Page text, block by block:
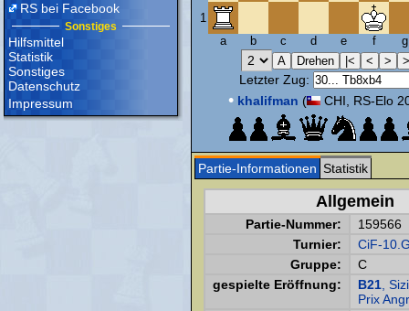
RS bei Facebook
Sonstiges
Hilfsmittel
Statistik
Sonstiges
Datenschutz
Impressum
1
a
b c d e f g
Letzter Zug:
• khalifman ( CHI, RS-Elo
Partie-Informationen Statistik
Allgemein
Partie-Nummer:
159566
Turnier:
CiF-
Gruppe:
C
gespielte Eröffnung:
B21 ,
Prix